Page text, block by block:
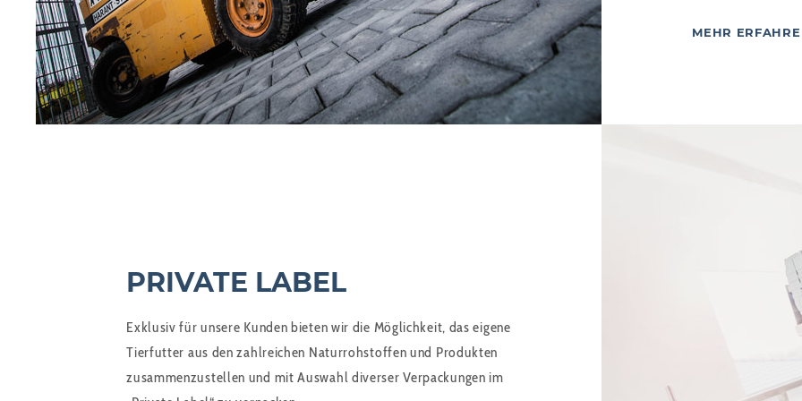
MEHR
PRIVATE LABEL
Exklusiv für unsere Kunden bieten wir die Möglichkeit, das eigene
Tierfutter aus den zahlreichen Naturrohstoffen und Produkten
zusammenzustellen und mit Auswahl diverser Verpackungen im